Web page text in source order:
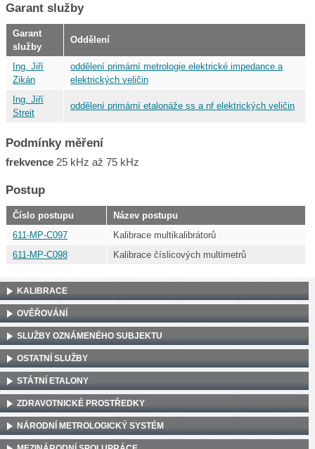
Garant služby
Garant
služby
Oddělení
Ing. Jiří
Zikán
oddělení primární metrologie elektrické impedance a
elektrických veličin
Ing. Jiří
Streit
oddělení primární etalonáže ss a nf elektrických veličin
Podmínky měření
frekvence 25 kHz až 75 kHz
Postup
Číslo postupu
Název postupu
611-MP-C097
Kalibrace multikalibrátorů
611-MP-C098
Kalibrace číslicových multimetrů
KALIBRACE
OVĚŘOVÁNÍ
SLUŽBY OZNÁMENÉHO SUBJEKTU
OSTATNÍ SLUŽBY
STÁTNÍ ETALONY
ZDRAVOTNICKÉ PROSTŘEDKY
NÁRODNÍ METROLOGICKÝ SYSTÉM